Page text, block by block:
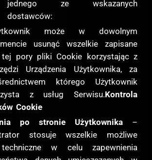
jednego ze wskazanych
dostawców:
może w dowolnym
usunąć wszelkie zapisane
pory pliki Cookie korzystając z
Urządzenia Użytkownika, za
którego Użytkownik
z usług Serwisu.Kontrola
Cookie
po stronie Użytkownika –
stosuje wszelkie możliwe
w celu zapewnienia